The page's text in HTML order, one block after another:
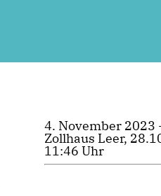
4. November 2023
Zollhaus Leer,
11:46 Uhr